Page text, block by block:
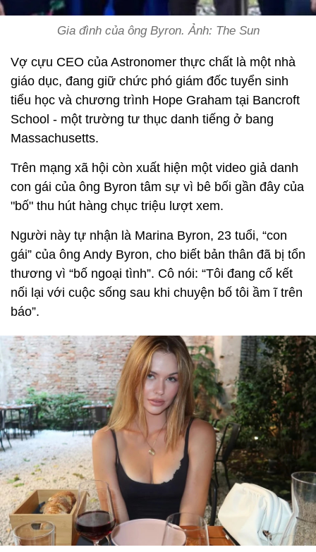
Gia đình của ông Byron. Ảnh: The Sun
Vợ cựu CEO của Astronomer thực chất là một nhà
giáo dục, đang giữ chức phó giám đốc tuyển sinh
tiểu học và chương trình Hope Graham tại Bancroft
School - một trường tư thục danh tiếng ở bang
Massachusetts.
Trên mạng xã hội còn xuất hiện một video giả danh
con gái của ông Byron tâm sự vì bê bối gần đây của
"bố" thu hút hàng chục triệu lượt xem.
Người này tự nhận là Marina Byron, 23 tuổi, “con
gái” của ông Andy Byron, cho biết bản thân đã bị tổn
thương vì “bố ngoại tình”. Cô nói: “Tôi đang cố kết
nối lại với cuộc sống sau khi chuyện bố tôi ầm ĩ trên
báo”.